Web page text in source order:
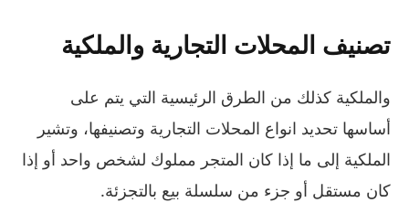
تصنيف المحلات التجارية والملكية
والملكية كذلك من الطرق الرئيسية التي يتم على
أساسها تحديد انواع المحلات التجارية وتصنيفها، وتشير
الملكية إلى ما إذا كان المتجر مملوك لشخص واحد أو إذا
كان مستقل أو جزء من سلسلة بيع بالتجزئة.